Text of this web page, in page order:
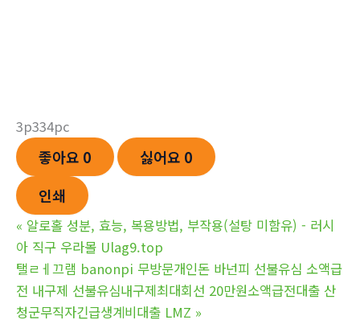
3p334pc
좋아요 0 싫어요 0
인쇄
« 알로홀 성분, 효능, 복용방법, 부작용(설탕 미함유) - 러시
아 직구 우라몰 Ulag9.top
탤ㄹㅔ끄램 banonpi 무방문개인돈 바넌피 선불유심 소액급
전 내구제 선불유심내구제최대회선 20만원소액급전대출 산
청군무직자긴급생계비대출 LMZ »